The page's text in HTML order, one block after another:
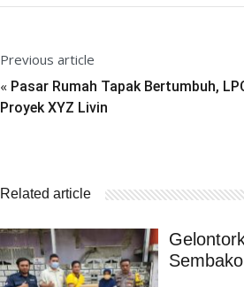
Previous article
« Pasar Rumah Tapak Bertumbuh,
Proyek XYZ Livin
Related article